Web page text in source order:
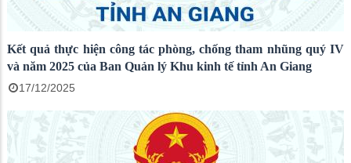
Kết quả thực hiện công tác phòng, chống tham nhũng quý IV
và năm 2025 của Ban Quản lý Khu kinh tế tỉnh An Giang
17/12/2025